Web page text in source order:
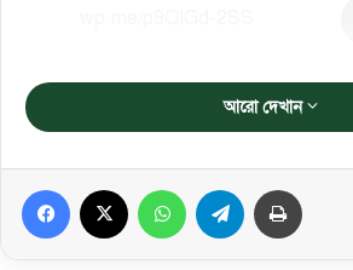
আরো দেখান